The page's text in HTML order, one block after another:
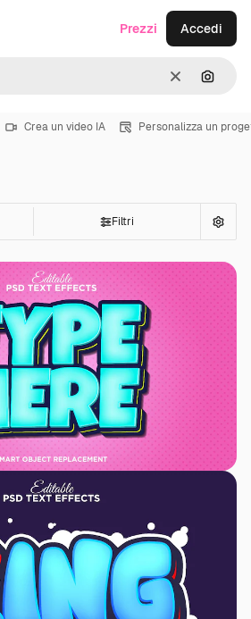
CancellaCerca
Prezzi Accedi
Crea un video IA Personalizza un
Filtri